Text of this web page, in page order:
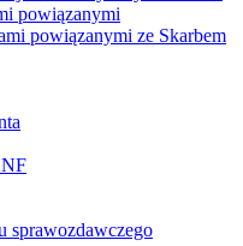
powiązanymi
powiązanymi ze Skarbem
sprawozdawczego